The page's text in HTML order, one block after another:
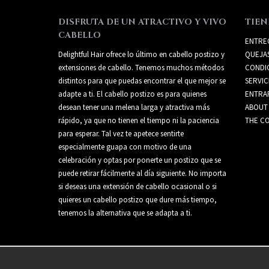
DISFRUTA DE UN ATRACTIVO Y VIVO
CABELLO
Delightful Hair ofrece lo último en cabello postizo y
extensiones de cabello. Tenemos muchos métodos
distintos para que puedas encontrar el que mejor se
adapte a ti. El cabello postizo es para quienes
desean tener una melena larga y atractiva más
rápido, ya que no tienen el tiempo ni la paciencia
para esperar. Tal vez te apetece sentirte
especialmente guapa con motivo de una
celebración y optas por ponerte un postizo que se
puede retirar fácilmente al día siguiente. No importa
si deseas una extensión de cabello ocasional o si
quieres un cabello postizo que dure más tiempo,
tenemos la alternativa que se adapta a ti.
THE